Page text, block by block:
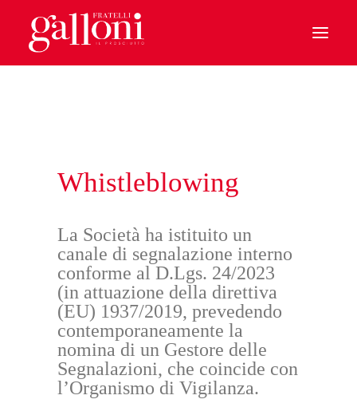
CHI SIAMO
BENVENUTI A CASA
IL PARMA
LE SPECIALITA’
SOSTENIBILITA’
I MONDI GALLONI
NEWS & PRESS
CONTATTI
Whistleblowing
La Società ha istituito un
canale di segnalazione interno
conforme al D.Lgs. 24/2023
(in attuazione della direttiva
(EU) 1937/2019, prevedendo
contemporaneamente la
nomina di un Gestore delle
Segnalazioni, che coincide con
l’Organismo di Vigilanza.